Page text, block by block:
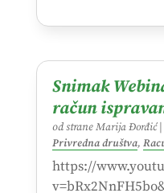
Snimak
račun
od straneMarija Đorđić|
Privredna društva,
https://